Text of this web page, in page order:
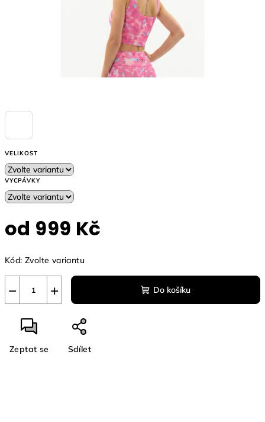
VELIKOST
VYCPÁVKY
od 999 Kč
cena:
Kód: Zvolte variantu
+
− Do košíku
Zeptat se Sdílet